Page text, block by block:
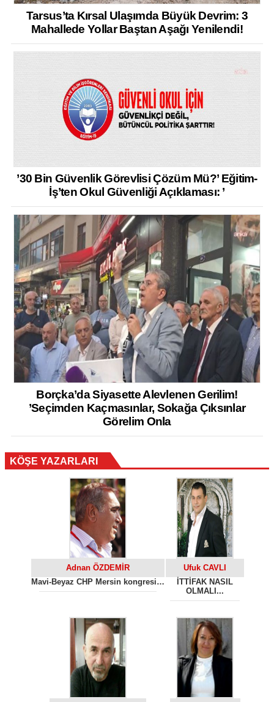
Tarsus’ta Kırsal Ulaşımda Büyük Devrim: 3
Mahallede Yollar Baştan Aşağı Yenilendi!
’30 Bin Güvenlik Görevlisi Çözüm Mü?’ Eğitim-
İş’ten Okul Güvenliği Açıklaması: ’
Borçka’da Siyasette Alevlenen Gerilim!
’Seçimden Kaçmasınlar, Sokağa Çıksınlar
Görelim Onla
KÖŞE YAZARLARI
Adnan ÖZDEMİR
Mavi-Beyaz CHP Mersin kongresi…
Ufuk CAVLI
İTTİFAK NASIL
OLMALI...